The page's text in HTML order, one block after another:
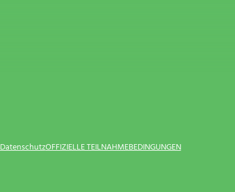
DatenschutzOFFIZIELLE TEILNAHMEBEDINGUNGEN